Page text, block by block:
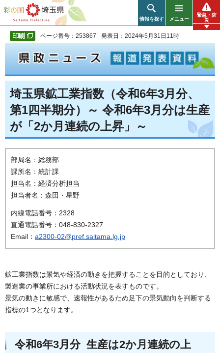
彩の国 埼玉県
情報を探す メニュー
緊急・防
災
ページ番号：253867 発表日：2024年5月31日11時
埼玉県鉱工業指数（令和6年3月分、
第1四半期分）～ 令和6年3月分は生産
が「2か月連続の上昇」～
部局名：総務部
課所名：統計課
担当名：経済分析担当
担当者名：森田・星野
内線電話番号：2328
直通電話番号：048-830-2327
Email： a2300-02@pref.saitama.lg.jp
鉱工業指数は景気や経済の動きを把握することを目的としており、
製造業の事業所における活動状況を表すものです。
景気の動きに敏感で、速報性があるため足下の景気動向を判断する
指標の1つとなります。
令和6年3月分 生産は2か月連続の上